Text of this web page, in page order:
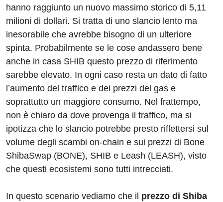
hanno raggiunto un nuovo massimo storico di 5,11
milioni di dollari. Si tratta di uno slancio lento ma
inesorabile che avrebbe bisogno di un ulteriore
spinta. Probabilmente se le cose andassero bene
anche in casa SHIB questo prezzo di riferimento
sarebbe elevato. In ogni caso resta un dato di fatto
l’aumento del traffico e dei prezzi del gas e
soprattutto un maggiore consumo. Nel frattempo,
non è chiaro da dove provenga il traffico, ma si
ipotizza che lo slancio potrebbe presto riflettersi sul
volume degli scambi on-chain e sui prezzi di Bone
ShibaSwap (BONE), SHIB e Leash (LEASH), visto
che questi ecosistemi sono tutti intrecciati.
In questo scenario vediamo che il prezzo di Shiba